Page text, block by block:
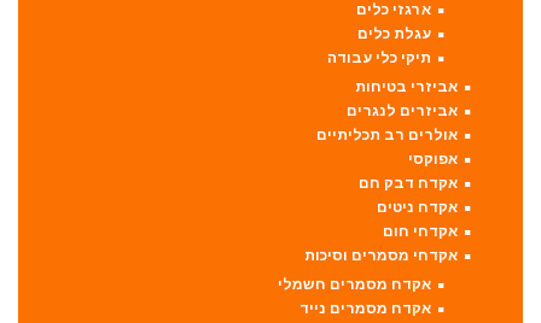
ארגזי כלים
עגלת כלים
תיקי כלי עבודה
אביזרי בטיחות
אביזרים לנגרים
אולרים רב תכליתיים
אפוקסי
אקדח דבק חם
אקדח ניטים
אקדחי חום
אקדחי מסמרים וסיכות
אקדח מסמרים חשמלי
אקדח מסמרים נייד